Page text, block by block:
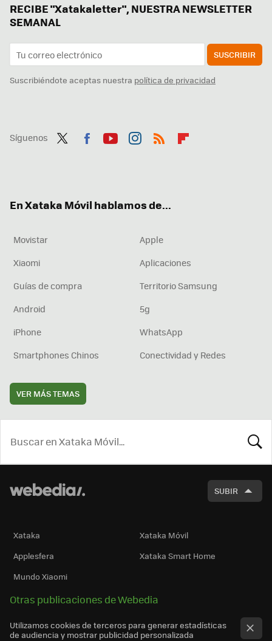
RECIBE "Xatakaletter", NUESTRA NEWSLETTER
SEMANAL
SUSCRIBIR
Suscribiéndote aceptas nuestra política de privacidad
Síguenos
En Xataka Móvil hablamos de...
Movistar
Apple
Xiaomi
Aplicaciones
Guías de compra
Territorio Samsung
Android
5g
iPhone
WhatsApp
Smartphones Chinos
Conectividad y Redes
VER MÁS TEMAS
SUBIR
Xataka
Xataka Móvil
Applesfera
Xataka Smart Home
Mundo Xiaomi
Otras publicaciones de Webedia
Utilizamos cookies de terceros para generar estadísticas
de audiencia y mostrar publicidad personalizada